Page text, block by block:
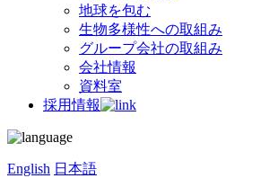
地球を包む
生物多様性への取組み
グループ会社の取組み
会社情報
資料室
採用情報
English 日本語